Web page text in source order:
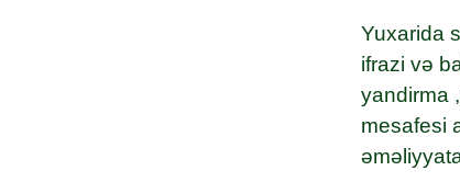
Yuxarida
ifrazi və
yandirma
mesafesi